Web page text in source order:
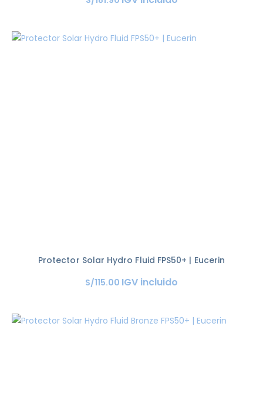
Protector Solar Hydro Fluid FPS50+ | Eucerin
S/115.00 IGV incluido